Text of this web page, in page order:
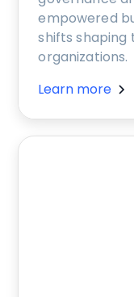
empowered
shifts
organizations.
Learn more